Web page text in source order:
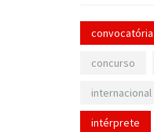
convocatória
concurso
internacional
intérprete